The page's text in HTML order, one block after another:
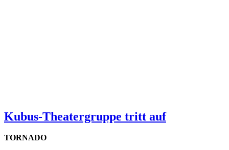
Kubus-Theatergruppe tritt auf
TORNADO